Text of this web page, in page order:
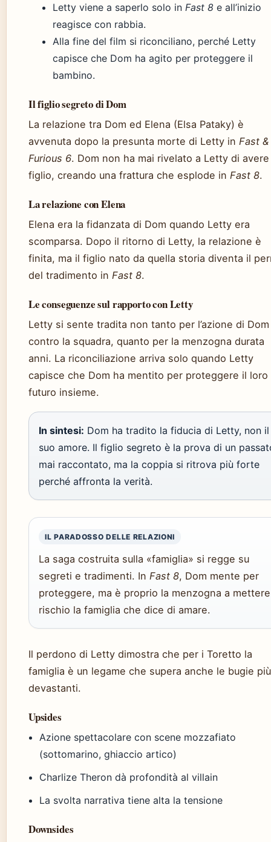
Letty viene a saperlo solo in Fast 8 e all’inizio
reagisce con rabbia.
Alla fine del film si riconciliano, perché Letty
capisce che Dom ha agito per proteggere il
bambino.
Il figlio segreto di Dom
La relazione tra Dom ed Elena (Elsa Pataky) è
avvenuta dopo la presunta morte di Letty in Fast &
Furious 6. Dom non ha mai rivelato a Letty di
figlio, creando una frattura che esplode in Fast 8.
La relazione con Elena
Elena era la fidanzata di Dom quando Letty era
scomparsa. Dopo il ritorno di Letty, la relazione è
finita, ma il figlio nato da quella storia diventa il
del tradimento in Fast 8.
Le conseguenze sul rapporto con Letty
Letty si sente tradita non tanto per l’azione di Dom
contro la squadra, quanto per la menzogna durata
anni. La riconciliazione arriva solo quando Letty
capisce che Dom ha mentito per proteggere il loro
futuro insieme.
In sintesi: Dom ha tradito la fiducia di Letty, non il
suo amore. Il figlio segreto è la prova di un
mai raccontato, ma la coppia si ritrova più forte
perché affronta la verità.
IL PARADOSSO DELLE RELAZIONI
La saga costruita sulla «famiglia» si regge su
segreti e tradimenti. In Fast 8, Dom mente per
proteggere, ma è proprio la menzogna a
rischio la famiglia che dice di amare.
Il perdono di Letty dimostra che per i Toretto la
famiglia è un legame che supera anche le bugie più
devastanti.
Upsides
Azione spettacolare con scene mozzafiato
(sottomarino, ghiaccio artico)
Charlize Theron dà profondità al villain
La svolta narrativa tiene alta la tensione
Downsides